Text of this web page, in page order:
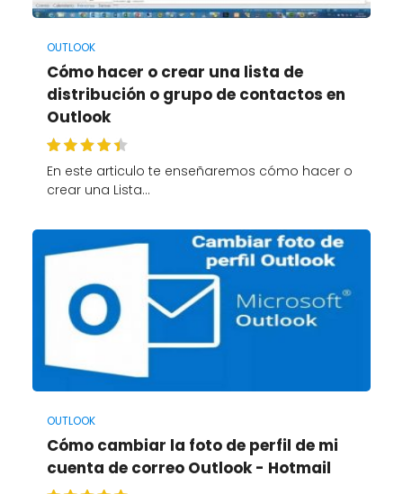
OUTLOOK
Cómo hacer o crear una lista de
distribución o grupo de contactos en
Outlook
En este articulo te enseñaremos cómo hacer o
crear una Lista…
OUTLOOK
Cómo cambiar la foto de perfil de mi
cuenta de correo Outlook - Hotmail